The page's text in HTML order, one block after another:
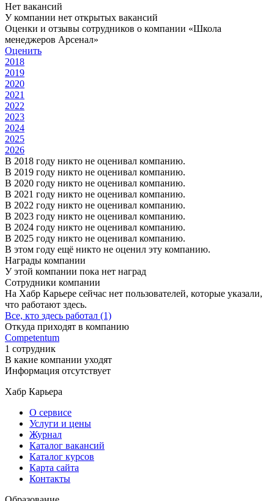
Нет вакансий
У компании нет открытых вакансий
Оценки и отзывы сотрудников о компании «Школа
менеджеров Арсенал»
Оценить
2018
2019
2020
2021
2022
2023
2024
2025
2026
В 2018 году никто не оценивал компанию.
В 2019 году никто не оценивал компанию.
В 2020 году никто не оценивал компанию.
В 2021 году никто не оценивал компанию.
В 2022 году никто не оценивал компанию.
В 2023 году никто не оценивал компанию.
В 2024 году никто не оценивал компанию.
В 2025 году никто не оценивал компанию.
В этом году ещё никто не оценил эту компанию.
Награды компании
У этой компании пока нет наград
Сотрудники компании
На Хабр Карьере сейчас нет пользователей, которые указали,
что работают здесь.
Все, кто здесь работал (1)
Откуда приходят в компанию
Competentum
1 сотрудник
В какие компании уходят
Информация отсутствует
Хабр Карьера
О сервисе
Услуги и цены
Журнал
Каталог вакансий
Каталог курсов
Карта сайта
Контакты